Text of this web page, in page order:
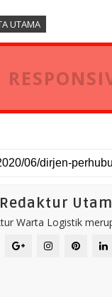
UTAMA
Warta Logistik